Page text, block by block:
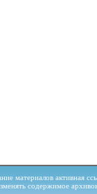
активная
содержимое